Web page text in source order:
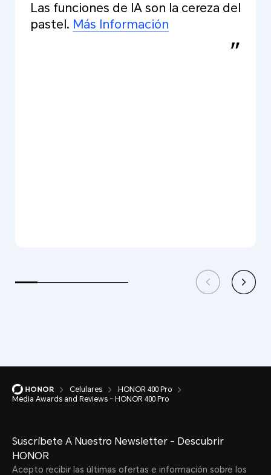
Las funciones de IA son la cereza del
pastel. Más Información
Celulares
HONOR 400 Pro
Media Awards and Reviews - HONOR 400 Pro
Suscríbete A Nuestro Newsletter - Descubrir
HONOR
Acepto recibir las últimas ofertas e información sobre los